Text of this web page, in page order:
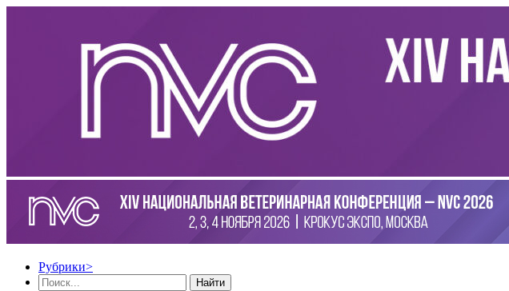
Рубрики>
Найти